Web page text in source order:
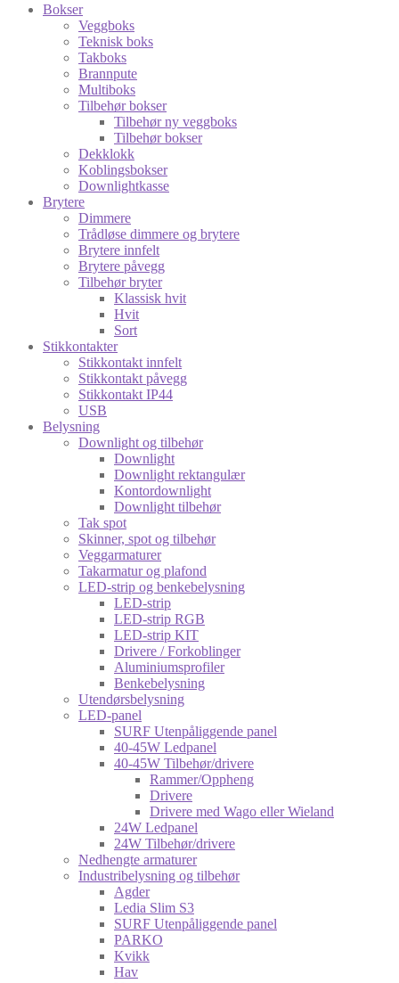
Bokser
Veggboks
Teknisk boks
Takboks
Brannpute
Multiboks
Tilbehør bokser
Tilbehør ny veggboks
Tilbehør bokser
Dekklokk
Koblingsbokser
Downlightkasse
Brytere
Dimmere
Trådløse dimmere og brytere
Brytere innfelt
Brytere påvegg
Tilbehør bryter
Klassisk hvit
Hvit
Sort
Stikkontakter
Stikkontakt innfelt
Stikkontakt påvegg
Stikkontakt IP44
USB
Belysning
Downlight og tilbehør
Downlight
Downlight rektangulær
Kontordownlight
Downlight tilbehør
Tak spot
Skinner, spot og tilbehør
Veggarmaturer
Takarmatur og plafond
LED-strip og benkebelysning
LED-strip
LED-strip RGB
LED-strip KIT
Drivere / Forkoblinger
Aluminiumsprofiler
Benkebelysning
Utendørsbelysning
LED-panel
SURF Utenpåliggende panel
40-45W Ledpanel
40-45W Tilbehør/drivere
Rammer/Oppheng
Drivere
Drivere med Wago eller Wieland
24W Ledpanel
24W Tilbehør/drivere
Nedhengte armaturer
Industribelysning og tilbehør
Agder
Ledia Slim S3
SURF Utenpåliggende panel
PARKO
Kvikk
Hav